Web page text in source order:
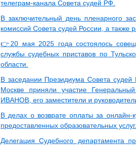
телеграм-канала Совета судей РФ.
В заключительный день пленарного
комиссий Совета судей России, а также
👉20 мая 2025 года состоялось
службы судебных приставов по
области.
В заседании Президиума Совета судей
Москве приняли участие
ИВАНОВ, его заместители и
В делах о возврате оплаты за
предоставленных образовательных услуг.
Делегация Судебного департамента